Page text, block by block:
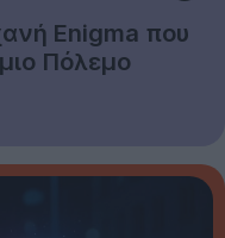
Enigma που
Πόλεμο